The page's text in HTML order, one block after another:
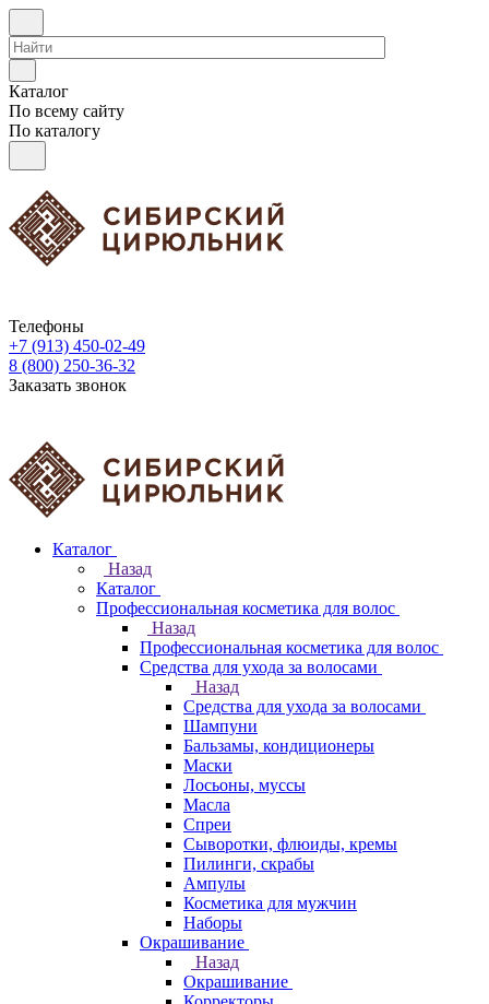
Каталог
По всему сайту
По каталогу
Телефоны
+7 (913) 450-02-49
8 (800) 250-36-32
Заказать звонок
Каталог
Назад
Каталог
Профессиональная косметика для волос
Назад
Профессиональная косметика для волос
Средства для ухода за волосами
Назад
Средства для ухода за волосами
Шампуни
Бальзамы, кондиционеры
Маски
Лосьоны, муссы
Масла
Спреи
Сыворотки, флюиды, кремы
Пилинги, скрабы
Ампулы
Косметика для мужчин
Наборы
Окрашивание
Назад
Окрашивание